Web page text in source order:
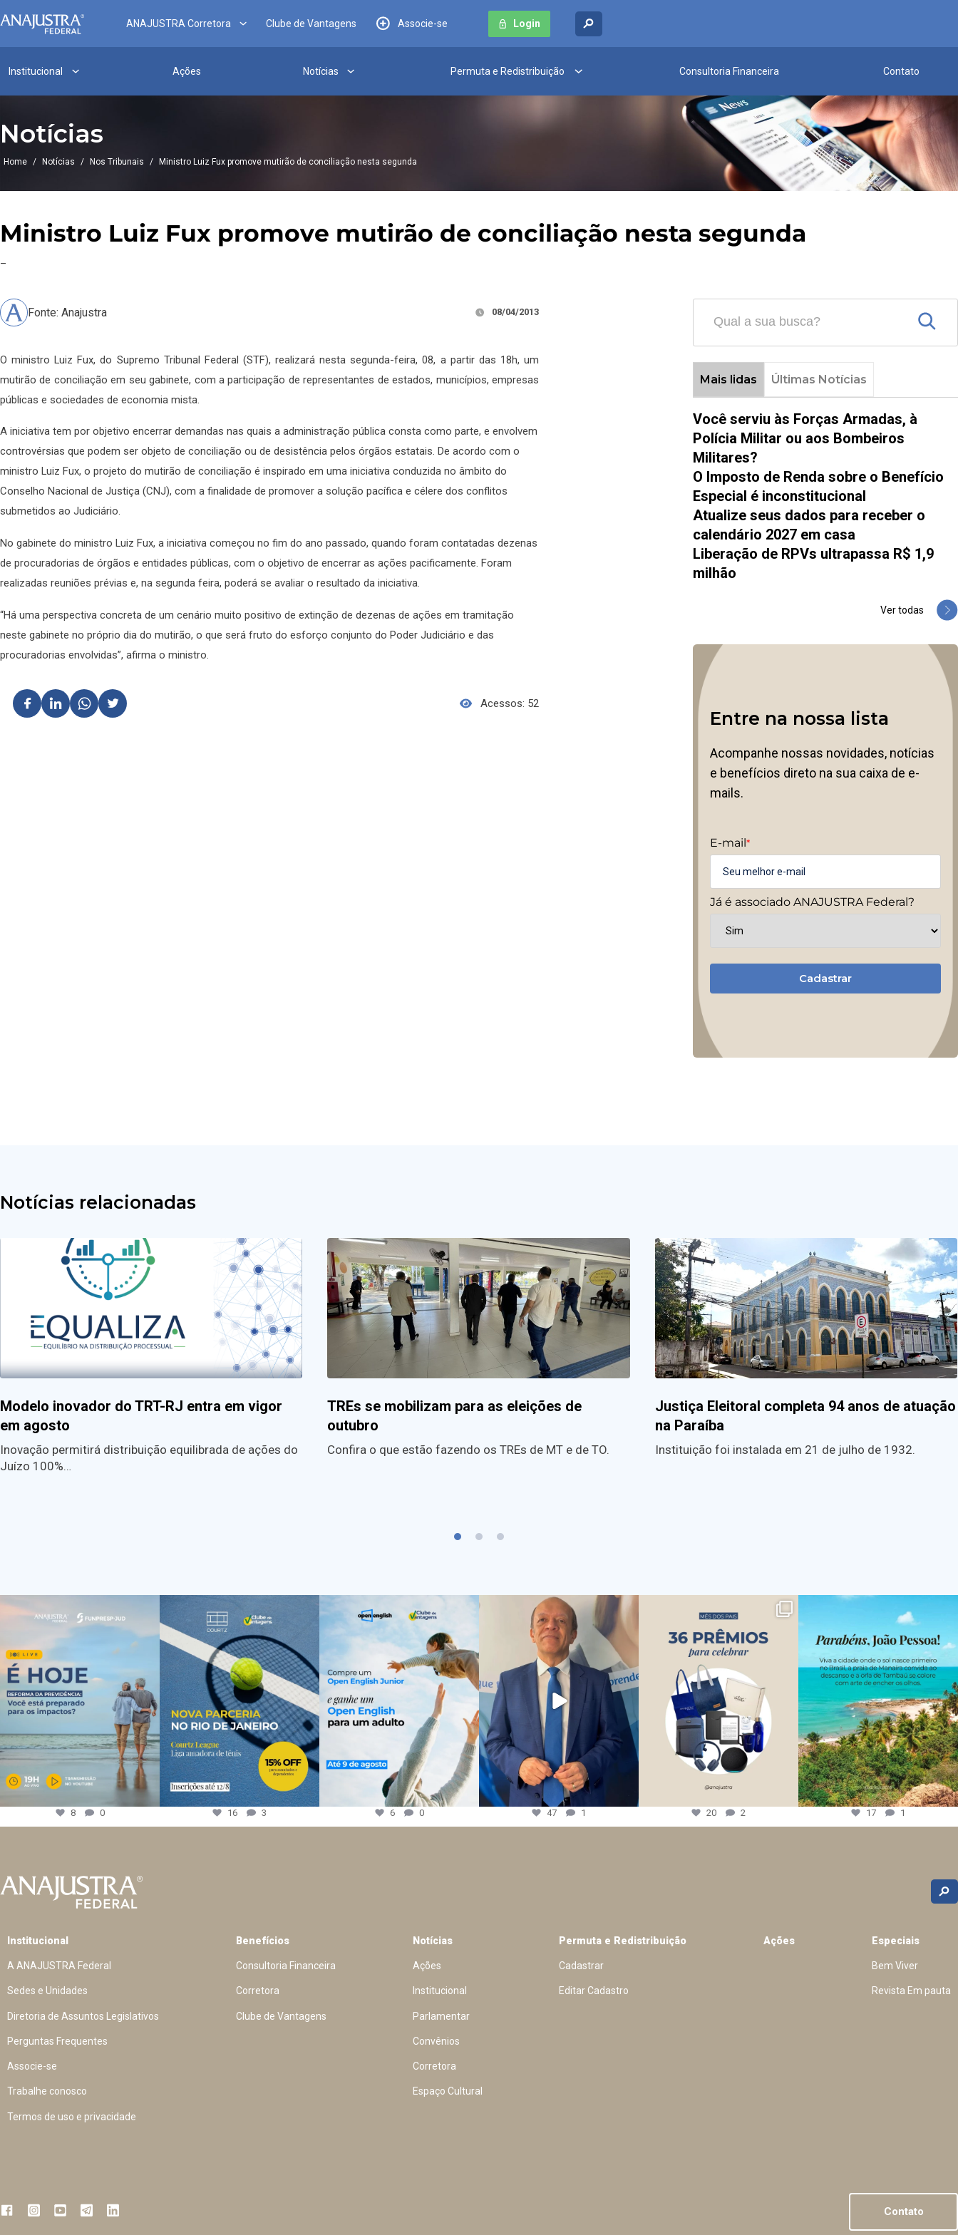
ANAJUSTRA Corretora Clube de Vantagens Associe-se Login
Institucional Ações Notícias Permuta e Redistribuição Consultoria Financeira Contato
Notícias
Home / Notícias / Nos Tribunais / Ministro Luiz Fux promove mutirão de conciliação nesta segunda
Ministro Luiz Fux promove mutirão de conciliação nesta segunda
–
Fonte: Anajustra 08/04/2013
O ministro Luiz Fux, do Supremo Tribunal Federal (STF), realizará nesta segunda-feira, 08, a partir das 18h, um
mutirão de conciliação em seu gabinete, com a participação de representantes de estados, municípios, empresas
públicas e sociedades de economia mista.
A iniciativa tem por objetivo encerrar demandas nas quais a administração pública consta como parte, e envolvem
controvérsias que podem ser objeto de conciliação ou de desistência pelos órgãos estatais. De acordo com o
ministro Luiz Fux, o projeto do mutirão de conciliação é inspirado em uma iniciativa conduzida no âmbito do
Conselho Nacional de Justiça (CNJ), com a finalidade de promover a solução pacífica e célere dos conflitos
submetidos ao Judiciário.
No gabinete do ministro Luiz Fux, a iniciativa começou no fim do ano passado, quando foram contatadas dezenas
de procuradorias de órgãos e entidades públicas, com o objetivo de encerrar as ações pacificamente. Foram
realizadas reuniões prévias e, na segunda feira, poderá se avaliar o resultado da iniciativa.
“Há uma perspectiva concreta de um cenário muito positivo de extinção de dezenas de ações em tramitação
neste gabinete no próprio dia do mutirão, o que será fruto do esforço conjunto do Poder Judiciário e das
procuradorias envolvidas”, afirma o ministro.
Acessos: 52
Mais lidas Últimas Notícias
Você serviu às Forças Armadas, à
Polícia Militar ou aos Bombeiros
Militares?
O Imposto de Renda sobre o Benefício
Especial é inconstitucional
Atualize seus dados para receber o
calendário 2027 em casa
Liberação de RPVs ultrapassa R$ 1,9
milhão
Ver todas
Entre na nossa lista
Acompanhe nossas novidades, notícias
e benefícios direto na sua caixa de e-
mails.
E-mail *
Já é associado ANAJUSTRA Federal?
Cadastrar
Notícias relacionadas
Modelo inovador do TRT-RJ entra em vigor
em agosto
Inovação permitirá distribuição equilibrada de ações do
Juízo 100%…
TREs se mobilizam para as eleições de
outubro
Confira o que estão fazendo os TREs de MT e de TO.
Justiça Eleitoral completa 94 anos de atuação
na Paraíba
Instituição foi instalada em 21 de julho de 1932.
8 0 16 3 6 0 47 1 20 2 17 1
Institucional
A ANAJUSTRA Federal
Sedes e Unidades
Diretoria de Assuntos Legislativos
Perguntas Frequentes
Associe-se
Trabalhe conosco
Termos de uso e privacidade
Benefícios
Consultoria Financeira
Corretora
Clube de Vantagens
Notícias
Ações
Institucional
Parlamentar
Convênios
Corretora
Espaço Cultural
Permuta e Redistribuição
Cadastrar
Editar Cadastro
Ações Especiais
Bem Viver
Revista Em pauta
Contato